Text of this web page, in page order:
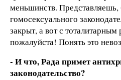
меньшинств. Представляешь,
гомосексуального
закрыт, а вот с
пожалуйста! Понять это
- И что, Рада примет
законодательство?